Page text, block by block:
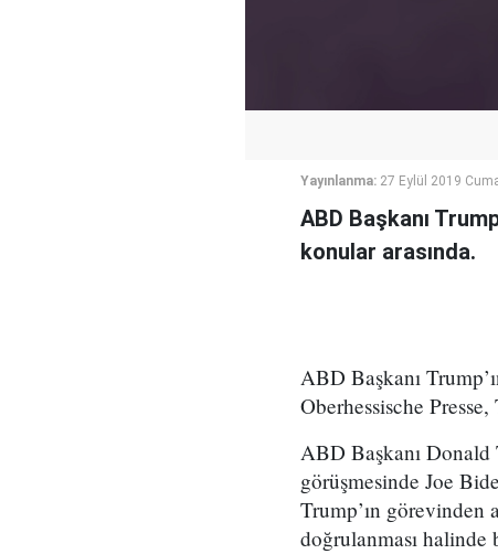
Yayınlanma: 27 Eylül 2019
ABD Başkanı
konular arasında.
ABD Başkanı
Oberhessische
ABD Başkanı Donald
görüşmesinde Joe
Trump’ın
doğrulanması halinde